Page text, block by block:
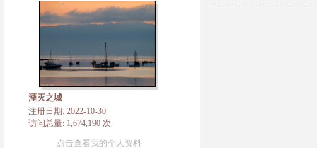
湮灭之城
注册日期: 2022-10-30
访问总量: 1,674,190 次
点击查看我的个人资料